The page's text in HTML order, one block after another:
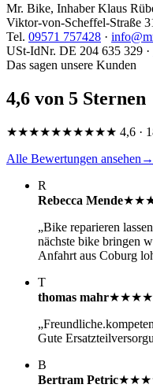
Mr. Bike, Inhaber Klaus
Viktor-von-Scheffel-Straße
Tel. 09571 757428 ·
USt-IdNr. DE 204 635 329 ·
Das sagen unsere Kunden
4,6 von 5 Sternen
★★★★★★★★★★ 4,6 ·
Alle Bewertungen ansehen→
R
Rebecca Mende
„Bike reparieren
nächste bike bringen
Anfahrt aus Coburg
T
thomas mahr
Gute
B
Bertram Petric